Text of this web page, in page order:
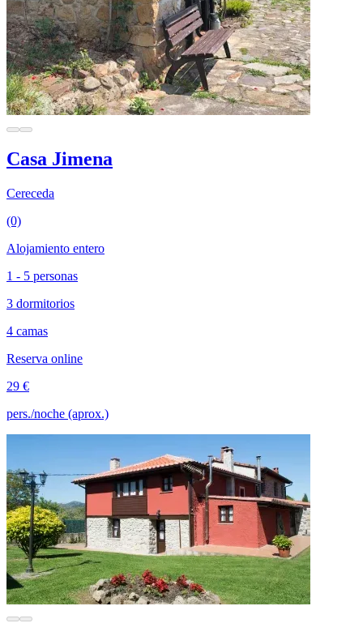
Casa Jimena
Cereceda
(0)
Alojamiento entero
1 - 5 personas
3 dormitorios
4 camas
Reserva online
29 €
pers./noche (aprox.)